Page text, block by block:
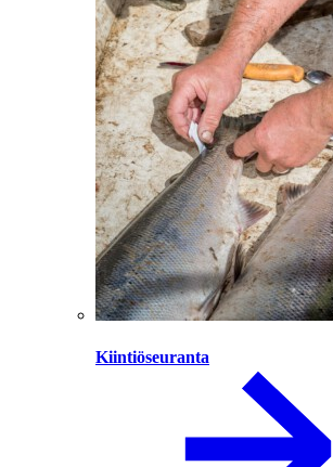
Kiintiöseuranta